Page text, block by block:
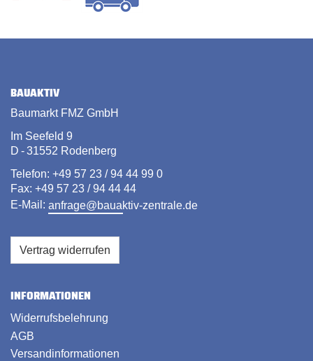
BAUAKTIV
Baumarkt FMZ GmbH
Im Seefeld 9
D - 31552 Rodenberg
Telefon: +49 57 23 / 94 44 99 0
Fax: +49 57 23 / 94 44 44
E-Mail: anfrage@bauaktiv-zentrale.de
Vertrag widerrufen
INFORMATIONEN
Widerrufsbelehrung
AGB
Versandinformationen